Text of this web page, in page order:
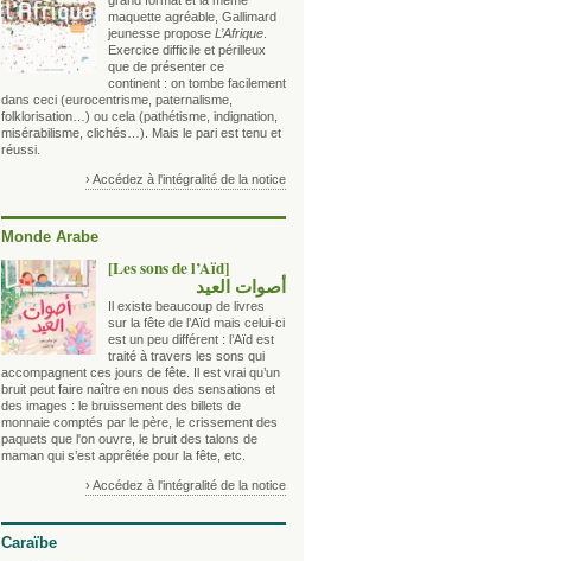
maquette agréable, Gallimard
jeunesse propose L’Afrique
Exercice difficile et périlleux
que de présenter ce
continent : on tombe facilement
dans ceci (eurocentrisme, paternalisme,
folklorisation…) ou cela (pathétisme, indignation,
misérabilisme, clichés…). Mais le pari est tenu et
réussi.
› Accédez à l'intégralité de la notice
Monde Arabe
[Les sons de l’Aïd]
أصوات العيد
Il existe beaucoup de livres
sur la fête de l’Aïd mais celui-ci
est un peu différent : l’Aïd est
traité à travers les sons qui
accompagnent ces jours de fête. Il est vrai qu’un
bruit peut faire naître en nous des sensations et
des images : le bruissement des billets de
monnaie comptés par le père, le crissement des
paquets que l'on ouvre, le bruit des talons de
maman qui s’est apprêtée pour la fête, etc.
› Accédez à l'intégralité de la notice
Caraïbe